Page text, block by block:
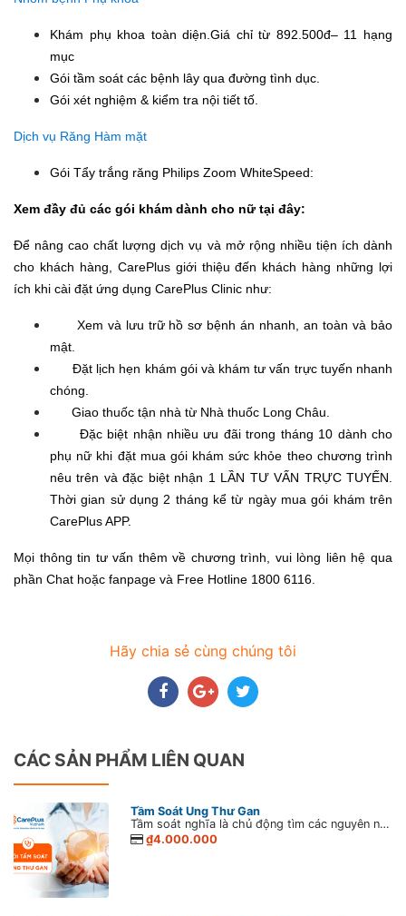
Khám phụ khoa toàn diện.Giá chỉ từ 892.500đ– 11 hạng
mục
Gói tầm soát các bệnh lây qua đường tình dục.
Gói xét nghiệm & kiểm tra nội tiết tố.
Dịch vụ Răng Hàm mặt
Gói Tẩy trắng răng Philips Zoom WhiteSpeed:
Xem đầy đủ các gói khám dành cho nữ tại đây:
Để nâng cao chất lượng dịch vụ và mở rộng nhiều tiện ích dành
cho khách hàng, CarePlus giới thiệu đến khách hàng những lợi
ích khi cài đặt ứng dụng CarePlus Clinic như:
Xem và lưu trữ hồ sơ bệnh án nhanh, an toàn và bảo
mật.
Đặt lịch hẹn khám gói và khám tư vấn trực tuyến nhanh
chóng.
Giao thuốc tận nhà từ Nhà thuốc Long Châu.
Đặc biệt nhận nhiều ưu đãi trong tháng 10 dành cho
phụ nữ khi đặt mua gói khám sức khỏe theo chương trình
nêu trên và đặc biệt nhận 1 LẦN TƯ VẤN TRỰC TUYẾN.
Thời gian sử dụng 2 tháng kể từ ngày mua gói khám trên
CarePlus APP.
Mọi thông tin tư vấn thêm về chương trình, vui lòng liên hệ qua
phần Chat hoặc fanpage và Free Hotline 1800 6116.
Hãy chia sẻ cùng chúng tôi
CÁC SẢN PHẨM LIÊN QUAN
Tầm Soát Ung Thư Gan
Tầm soát nghĩa là chủ động tìm các nguyên nhân hoặc yếu tố nguy cơ có thể dẫn đến ung thư ở những người chưa hoặc không có bất kì triệu chứng nào. Việc tiếp cận chủ động này có vai trò quan trọng trong phát hiện ung thư ở giai đoạn sớm, giúp tối ưu hóa quá trình điều trị.
₫4.000.000